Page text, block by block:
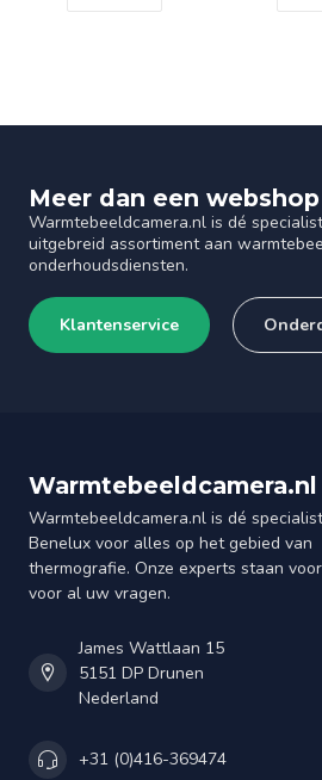
Meer dan een webshop
Warmtebeeldcamera.nl is dé
uitgebreid assortiment aan
onderhoudsdiensten.
Klantenservice
Warmtebeeldcamera.nl
Warmtebeeldcamera.nl is dé
Benelux voor alles op het gebied van
thermografie. Onze experts staan
voor al uw vragen.
James Wattlaan 15
5151 DP Drunen
Nederland
+31 (0)416-369474